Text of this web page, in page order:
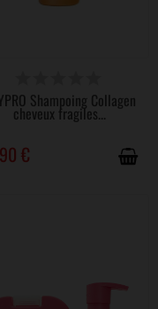
Shampoing Collagen
cheveux fragiles...
€